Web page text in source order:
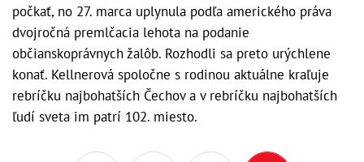
počkať, no 27. marca uplynula podľa amerického práva
dvojročná premlčacia lehota na podanie
občianskoprávnych žalôb. Rozhodli sa preto urýchlene
konať. Kellnerová spoločne s rodinou aktuálne kraľuje
rebríčku najbohatších Čechov a v rebríčku najbohatších
ľudí sveta im patrí 102. miesto.